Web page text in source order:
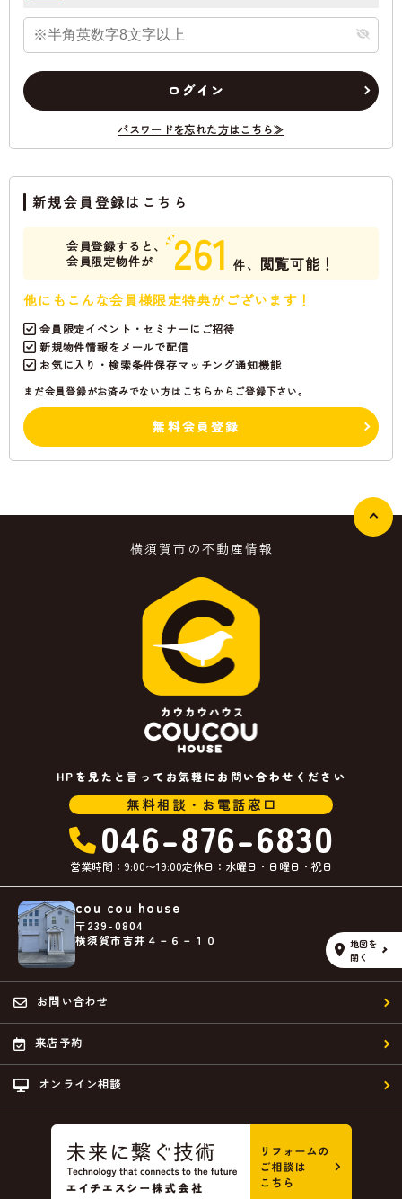
ログイン
パスワードを忘れた方はこちら≫
新規会員登録はこちら
会員登録すると、
会員限定物件が
261 件、 閲覧可能！
他にもこんな会員様限定特典がございます！
会員限定イベント・セミナーにご招待
新規物件情報をメールで配信
お気に入り・検索条件保存マッチング通知機能
まだ会員登録がお済みでない方はこちらからご登録下さい。
無料会員登録
横須賀市の不動産情報
HPを見たと言ってお気軽にお問い合わせください
無料相談・お電話窓口
046-876-6830
営業時間：9:00〜19:00定休日：水曜日・日曜日・祝日
cou cou house
〒239-0804
横須賀市吉井４－６－１０
地図を
開く
お問い合わせ
来店予約
オンライン相談